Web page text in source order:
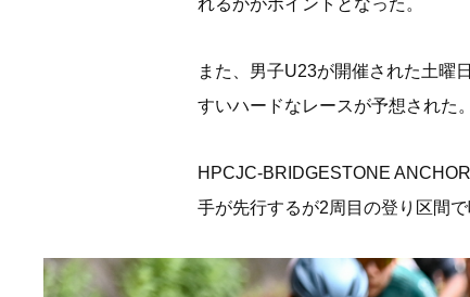
れるかがポイントとなった。
また、男子U23が開催された土曜
すいハードなレースが予想された。
HPCJC-BRIDGESTONE
手が先行するが2周目の登り区間